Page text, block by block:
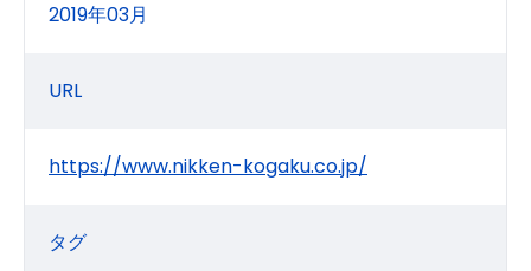
2019年03月
URL
https://www.nikken-kogaku.co.jp/
タグ